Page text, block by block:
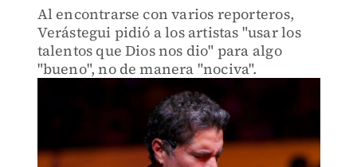
Al encontrarse con varios reporteros,
Verástegui pidió a los artistas "usar los
talentos que Dios nos dio" para algo
"bueno", no de manera "nociva".